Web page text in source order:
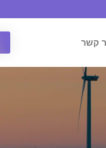
קשר